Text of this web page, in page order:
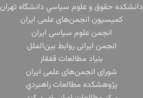
دانشكده حقوق و علوم سياسي دانشگاه تهران
کمیسیون انجمن‌های علمی ایران
انجمن علوم سیاسی ایران
انجمن ایرانی روابط بین‌الملل
بنياد مطالعات قفقاز
شورای انجمن‌های علمی ایران
پژوهشكده مطالعات راهبردي